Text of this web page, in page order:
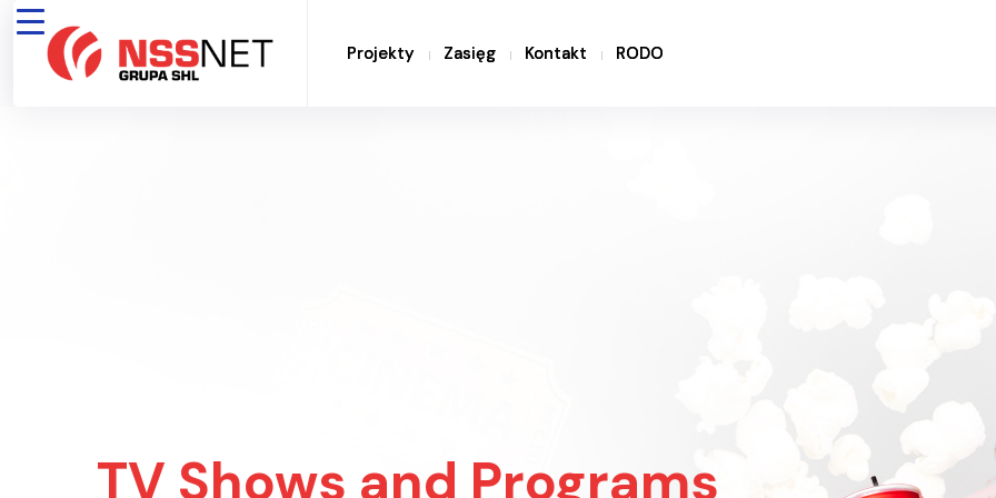
Projekty Zasięg Kontakt RODO
Projekty Zasięg Kontakt RODO
TV Shows and Programs